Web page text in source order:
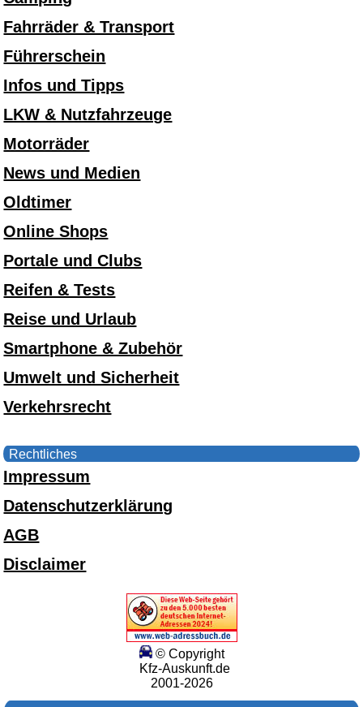
Fahrräder & Transport
Führerschein
Infos und Tipps
LKW & Nutzfahrzeuge
Motorräder
News und Medien
Oldtimer
Online Shops
Portale und Clubs
Reifen & Tests
Reise und Urlaub
Smartphone & Zubehör
Umwelt und Sicherheit
Verkehrsrecht
Rechtliches
Impressum
Datenschutzerklärung
AGB
Disclaimer
© Copyright
Kfz-Auskunft.de
2001-2026